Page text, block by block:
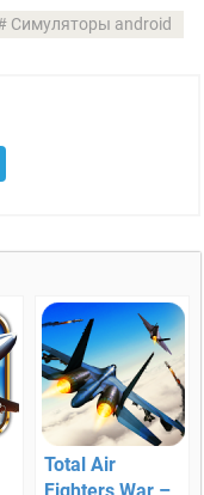
Симуляторы android
Total Air
Fighters War –